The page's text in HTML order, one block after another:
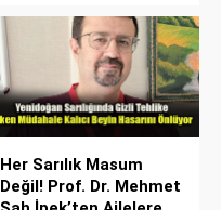
Her Sarılık Masum
Değil! Prof. Dr. Mehmet